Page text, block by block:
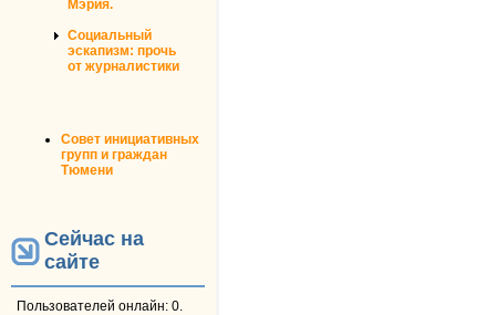
Мэрия.
Социальный
эскапизм: прочь
от журналистики
Совет инициативных
групп и граждан
Тюмени
Сейчас на
сайте
Пользователей онлайн: 0.